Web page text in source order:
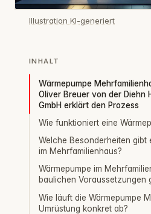
Illustration KI-generiert
INHALT
Wärmepumpe
Oliver Breuer von der Diehn
GmbH erklärt den Prozess
Wie funktioniert eine
Welche Besonderheiten gibt
im Mehrfamilienhaus?
Wärmepumpe im
baulichen Voraussetzungen
Wie läuft die Wärmepumpe
Umrüstung konkret ab?